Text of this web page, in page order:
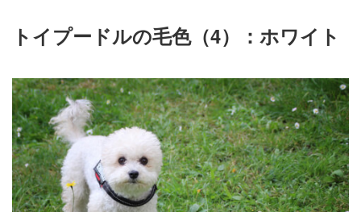
トイプードルの毛色（4）：ホワイト